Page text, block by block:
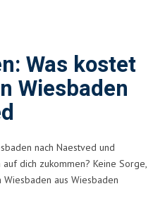
Was kostet
Wiesbaden
nach Naestved und
dich zukommen? Keine Sorge,
aus Wiesbaden